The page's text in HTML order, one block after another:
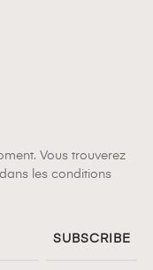
Vous trouverez
les conditions
SUBSCRIBE